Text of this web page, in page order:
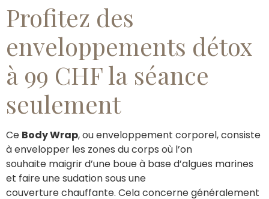
Profitez des
enveloppements détox
à 99 CHF la séance
seulement
Ce Body Wrap, ou enveloppement corporel, consiste
à envelopper les zones du corps où l’on
souhaite maigrir d’une boue à base d’algues marines
et faire une sudation sous une
couverture chauffante. Cela concerne généralement